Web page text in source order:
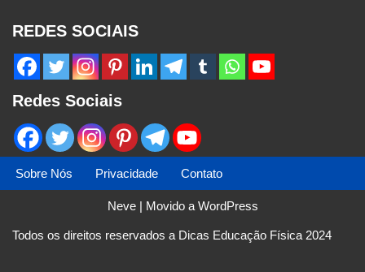
REDES SOCIAIS
Redes Sociais
Sobre Nós Privacidade Contato
Neve| Movido a WordPress
Todos os direitos reservados a Dicas Educação Física 2024